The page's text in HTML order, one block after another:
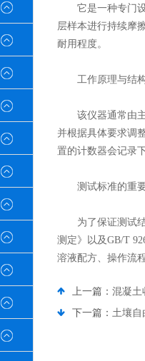
它是一种专门设
层样本进行持续摩
耐用程度。
工作原理与结
该仪器通常由主
并根据具体要求调
置的计数器会记录
测试标准的重
为了保证测试结
测定》以及GB/T
溶液配方、操作流
上一篇： 混凝土
下一篇： 土壤自